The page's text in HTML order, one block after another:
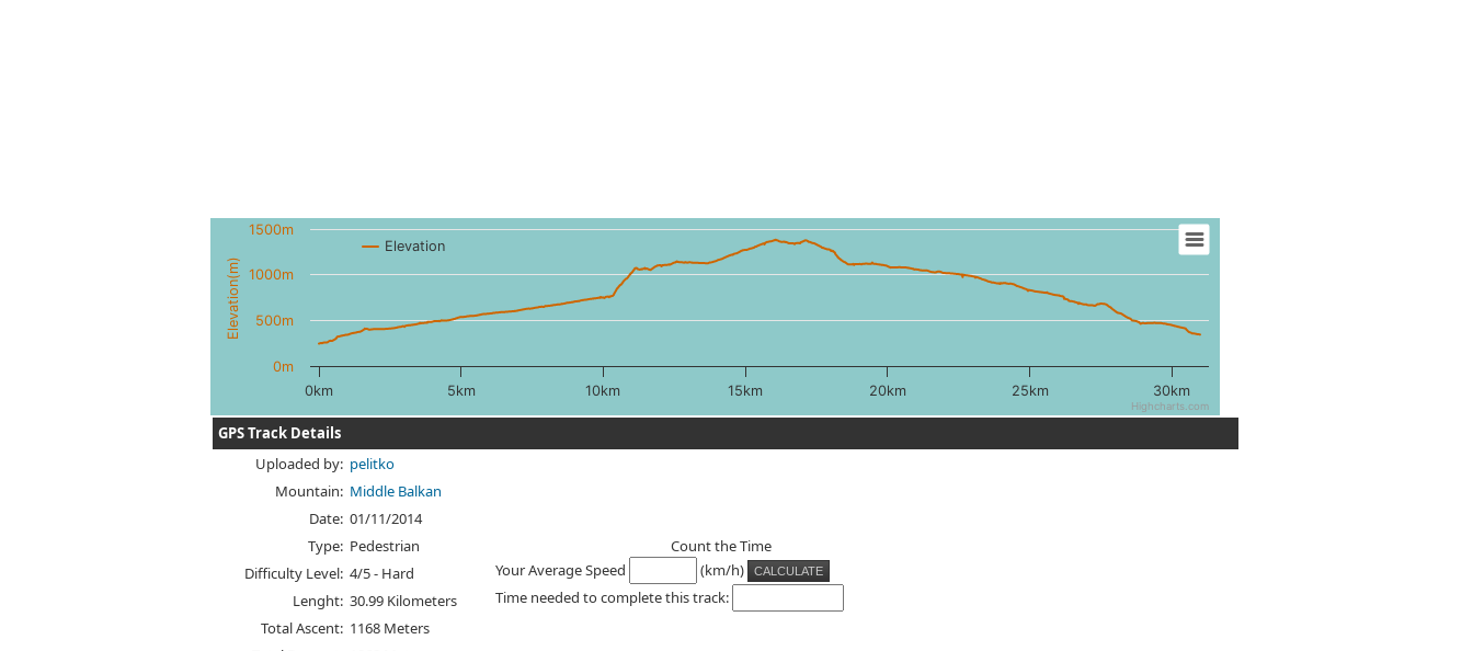
Elevation(m)
Elevation
0km 5km 10km 15km 20km 25km 30km
0m
500m
1000m
1500m
Highcharts.com
GPS Track Details
Uploaded by: pelitko
Count the Time
Your Average Speed
(km/h)
Time needed to complete this track:
Mountain: Middle Balkan
Date: 01/11/2014
Type: Pedestrian
Difficulty Level: 4/5 - Hard
Lenght: 30.99 Kilometers
Total Ascent: 1168 Meters